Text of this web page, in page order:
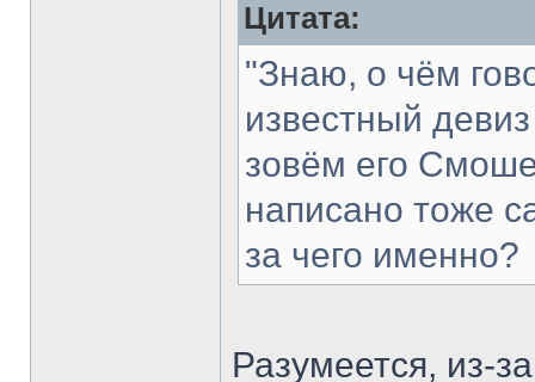
Цитата:
"Знаю, о чём
известный
зовём его
написано тоже
за чего именно?
Разумеется, из-